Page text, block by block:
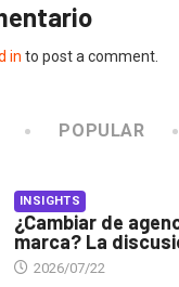
in to post a comment.
POPULAR
INSIGHTS
¿Cambiar de
marca? La
2026/07/22